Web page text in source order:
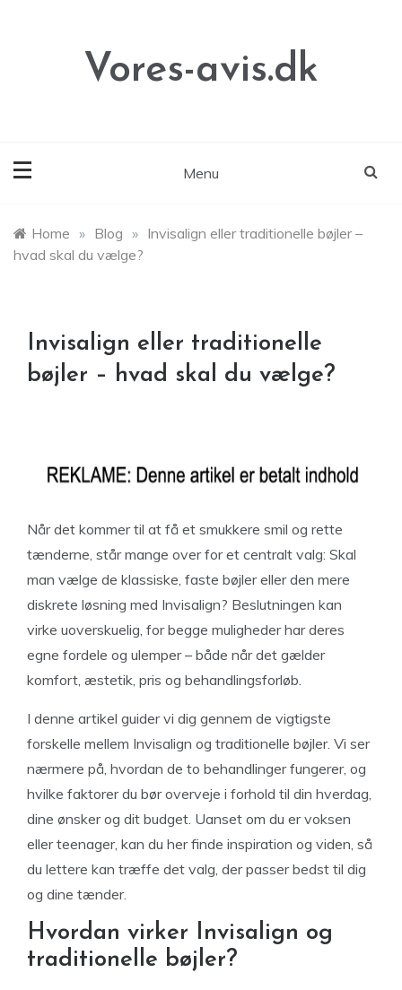
Vores-avis.dk
Menu
Home » Blog » Invisalign eller traditionelle bøjler –
hvad skal du vælge?
Invisalign eller traditionelle
bøjler – hvad skal du vælge?
Når det kommer til at få et smukkere smil og rette
tænderne, står mange over for et centralt valg: Skal
man vælge de klassiske, faste bøjler eller den mere
diskrete løsning med Invisalign? Beslutningen kan
virke uoverskuelig, for begge muligheder har deres
egne fordele og ulemper – både når det gælder
komfort, æstetik, pris og behandlingsforløb.
I denne artikel guider vi dig gennem de vigtigste
forskelle mellem Invisalign og traditionelle bøjler. Vi ser
nærmere på, hvordan de to behandlinger fungerer, og
hvilke faktorer du bør overveje i forhold til din hverdag,
dine ønsker og dit budget. Uanset om du er voksen
eller teenager, kan du her finde inspiration og viden, så
du lettere kan træffe det valg, der passer bedst til dig
og dine tænder.
Hvordan virker Invisalign og
traditionelle bøjler?